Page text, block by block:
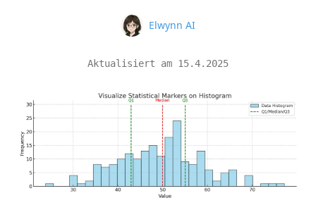
Name
Elwynn AI
Aktualisiert am 15.4.2025